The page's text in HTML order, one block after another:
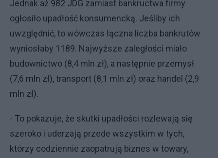
Jednak aż 982 JDG zamiast bankructwa firmy
ogłosiło upadłość konsumencką. Jeśliby ich
uwzględnić, to wówczas łączna liczba bankrutów
wyniosłaby 1189. Najwyższe zaległości miało
budownictwo (8,4 mln zł), a następnie przemysł
(7,6 mln zł), transport (8,1 mln zł) oraz handel (2,9
mln zł).
- To pokazuje, że skutki upadłości rozlewają się
szeroko i uderzają przede wszystkim w tych,
którzy codziennie zaopatrują biznes w towary,